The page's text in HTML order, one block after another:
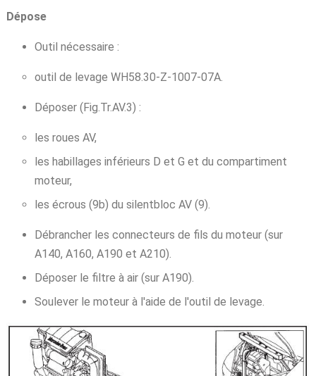
Dépose
Outil nécessaire :
outil de levage WH58.30-Z-1007-07A.
Déposer (Fig.Tr.AV.3) :
les roues AV,
les habillages inférieurs D et G et du compartiment
moteur,
les écrous (9b) du silentbloc AV (9).
Débrancher les connecteurs de fils du moteur (sur
A140, A160, A190 et A210).
Déposer le filtre à air (sur A190).
Soulever le moteur à l'aide de l'outil de levage.